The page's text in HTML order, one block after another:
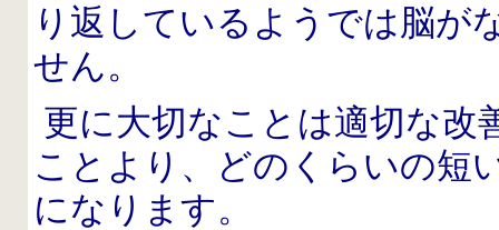
り返しているようでは脳が
せん。
更に大切なことは適切な改
ことより、どのくらいの短
になります。